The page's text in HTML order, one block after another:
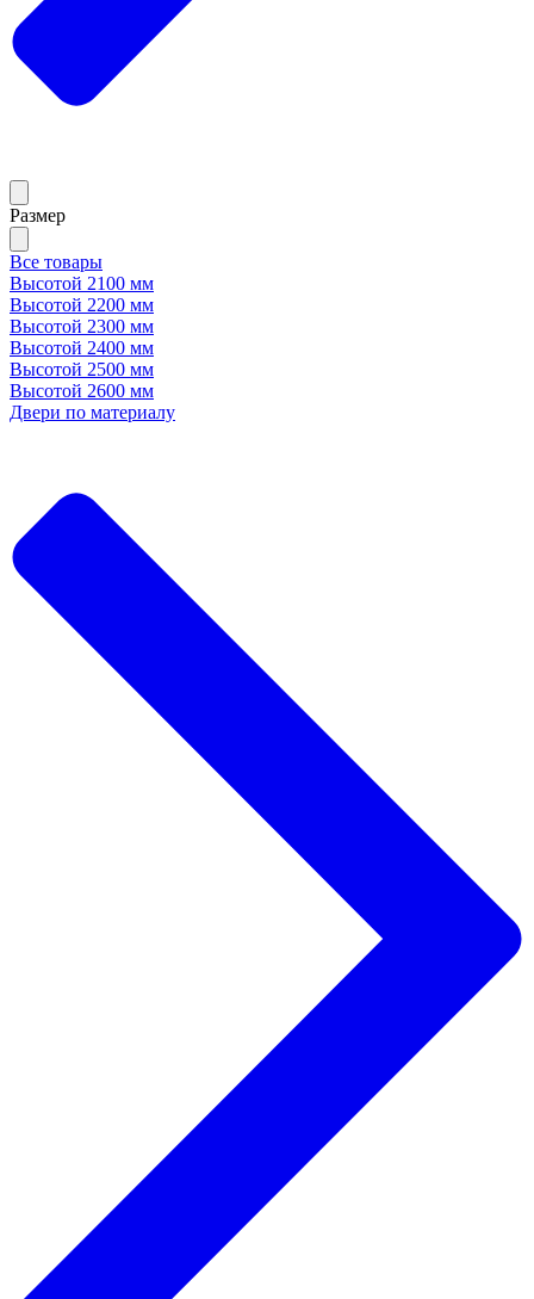
Размер
Все товары
Высотой 2100 мм
Высотой 2200 мм
Высотой 2300 мм
Высотой 2400 мм
Высотой 2500 мм
Высотой 2600 мм
Двери по материалу